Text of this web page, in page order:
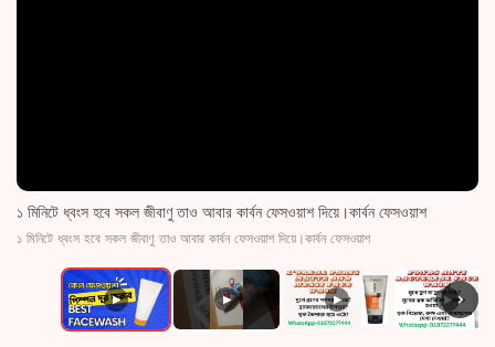
১ মিনিটে ধ্বংস হবে সকল জীবাণু তাও আবার কার্বন ফেসওয়াশ দিয়ে।কার্বন ফেসওয়াশ
১ মিনিটে ধ্বংস হবে সকল জীবাণু তাও আবার কার্বন ফেসওয়াশ দিয়ে।কার্বন ফেসওয়াশ
▶ ▶ ▶ ▶ ›